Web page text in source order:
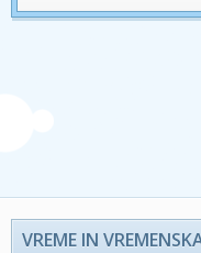
VREME IN